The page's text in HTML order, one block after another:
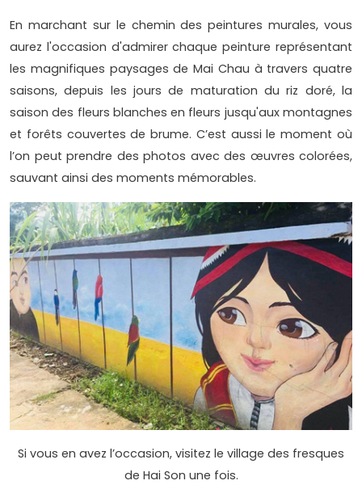
En marchant sur le chemin des peintures murales, vous
aurez l'occasion d'admirer chaque peinture représentant
les magnifiques paysages de Mai Chau à travers quatre
saisons, depuis les jours de maturation du riz doré, la
saison des fleurs blanches en fleurs jusqu'aux montagnes
et forêts couvertes de brume. C’est aussi le moment où
l’on peut prendre des photos avec des œuvres colorées,
sauvant ainsi des moments mémorables.
Si vous en avez l’occasion, visitez le village des fresques
de Hai Son une fois.